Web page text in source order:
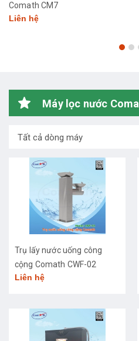
Comath CM7
Liên hệ
Máy lọc nước
Tất cả dòng máy
Trụ lấy nước uống công
cộng Comath CWF-02
Liên hệ